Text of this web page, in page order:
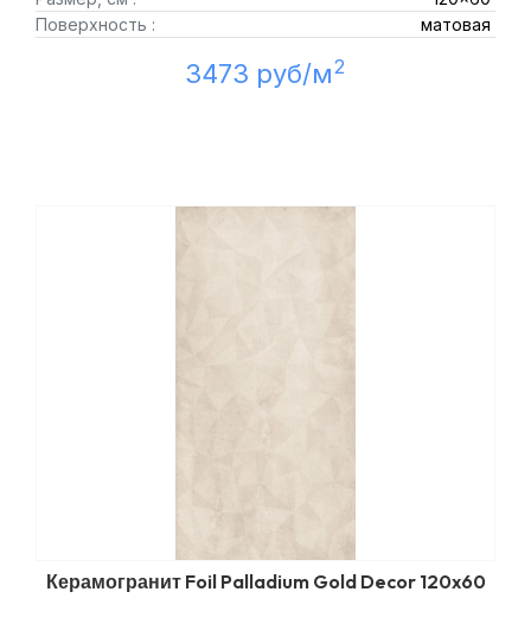
Поверхность :
матовая
3473 руб/м2
Керамогранит Foil Palladium Gold Decor 120x60